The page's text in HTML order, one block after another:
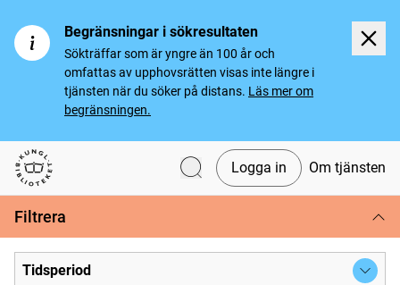
Begränsningar i sökresultaten
Sökträffar som är yngre än 100 år och
omfattas av upphovsrätten visas inte längre i
tjänsten när du söker på distans. Läs mer om
begränsningen.
Svenska tidningar
Logga in Om tjänsten
Filtrera
Tidsperiod